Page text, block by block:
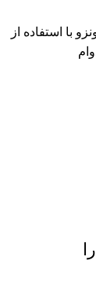
با استفاده از